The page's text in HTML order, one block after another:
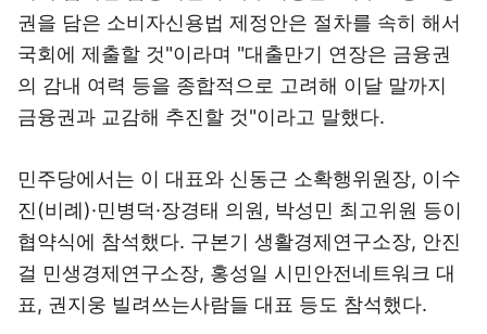
권을 담은 소비자신용법 제정안은 절차를 속히 해서
국회에 제출할 것"이라며 "대출만기 연장은 금융권
의 감내 여력 등을 종합적으로 고려해 이달 말까지
금융권과 교감해 추진할 것"이라고 말했다.
민주당에서는 이 대표와 신동근 소확행위원장, 이수
진(비례)·민병덕·장경태 의원, 박성민 최고위원 등이
협약식에 참석했다. 구본기 생활경제연구소장, 안진
걸 민생경제연구소장, 홍성일 시민안전네트워크 대
표, 권지웅 빌려쓰는사람들 대표 등도 참석했다.